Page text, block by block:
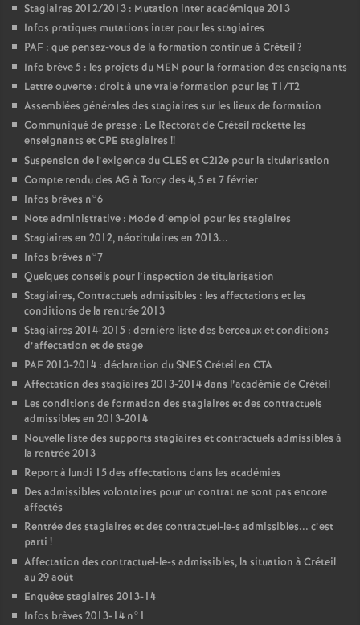
Stagiaires 2012/2013 : Mutation inter académique 2013
Infos pratiques mutations inter pour les stagiaires
PAF : que pensez-vous de la formation continue à Créteil?
Info brève 5 : les projets du MEN pour la formation des enseignants
Lettre ouverte : droit à une vraie formation pour les T1/T2
Assemblées générales des stagiaires sur les lieux de formation
Communiqué de presse : Le Rectorat de Créteil rackette les
enseignants etCPE stagiaires !!
Suspension de l’exigence duCLESet C2I2e pour la titularisation
Compte rendu des AG à Torcy des 4, 5 et 7 février
Infos brèves n°6
Note administrative : Mode d’emploi pour les stagiaires
Stagiaires en 2012, néotitulaires en 2013...
Infos brèves n°7
Quelques conseils pour l’inspection de titularisation
Stagiaires, Contractuels admissibles : les affectations et les
conditions de la rentrée 2013
Stagiaires 2014-2015 : dernière liste des berceaux et conditions
d’affectation et de stage
PAF2013-2014 : déclaration duSNESCréteil en CTA
Affectation des stagiaires 2013-2014 dans l’académie de Créteil
Les conditions de formation des stagiaires et des contractuels
admissibles en 2013-2014
Nouvelle liste des supports stagiaires et contractuels admissibles à
la rentrée 2013
Report à lundi 15 des affectations dans les académies
Des admissibles volontaires pour un contrat ne sont pas encore
affectés
Rentrée des stagiaires et des contractuel-le-s admissibles... c’est
parti !
Affectation des contractuel-le-s admissibles, la situation à Créteil
au 29 août
Enquête stagiaires 2013-14
Infos brèves 2013-14 n°1